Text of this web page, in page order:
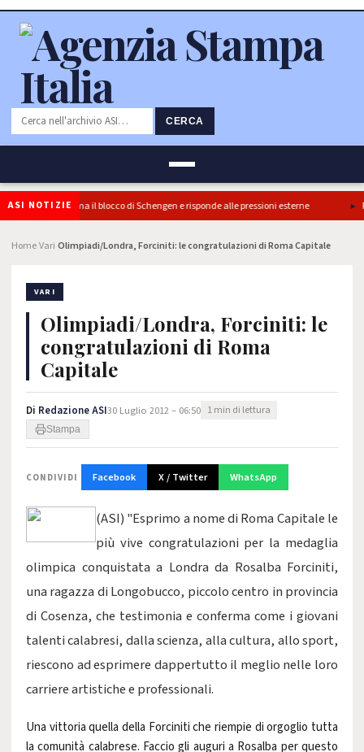
CERCA
ASI NOTIZIE
l’Italia conferma il blocco di Schengen e risponde alle pressioni esterne
HomeVari Olimpiadi/Londra, Forciniti: le congratulazioni di Roma Capitale
VARI
Olimpiadi/Londra, Forciniti: le
congratulazioni di Roma
Capitale
Di Redazione ASI30 Luglio 2012 – 06:50 1 min di lettura
Stampa
CONDIVIDI Facebook X / Twitter WhatsApp
(ASI) "Esprimo a nome di Roma Capitale le
più vive congratulazioni per la medaglia
olimpica conquistata a Londra da Rosalba Forciniti,
una ragazza di Longobucco, piccolo centro in provincia
di Cosenza, che testimonia e conferma come i giovani
talenti calabresi, dalla scienza, alla cultura, allo sport,
riescono ad esprimere dappertutto il meglio nelle loro
carriere artistiche e professionali.
Una vittoria quella della Forciniti che riempie di orgoglio tutta
la comunità calabrese. Faccio gli auguri a Rosalba per questo